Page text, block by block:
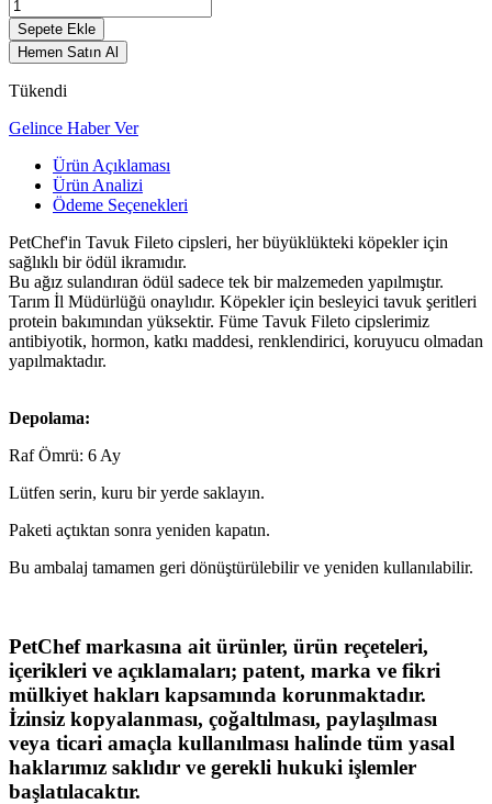
Sepete Ekle
Hemen Satın Al
Tükendi
Gelince Haber Ver
Ürün Açıklaması
Ürün Analizi
Ödeme Seçenekleri
PetChef'in Tavuk Fileto cipsleri, her büyüklükteki köpekler için
sağlıklı bir ödül ikramıdır.
Bu ağız sulandıran ödül sadece tek bir malzemeden yapılmıştır.
Tarım İl Müdürlüğü onaylıdır. Köpekler için besleyici tavuk şeritleri
protein bakımından yüksektir. Füme Tavuk Fileto cipslerimiz
antibiyotik, hormon, katkı maddesi, renklendirici, koruyucu olmadan
yapılmaktadır.
Depolama:
Raf Ömrü: 6 Ay
Lütfen serin, kuru bir yerde saklayın.
Paketi açtıktan sonra yeniden kapatın.
Bu ambalaj tamamen geri dönüştürülebilir ve yeniden kullanılabilir.
PetChef markasına ait ürünler, ürün reçeteleri,
içerikleri ve açıklamaları; patent, marka ve fikri
mülkiyet hakları kapsamında korunmaktadır.
İzinsiz kopyalanması, çoğaltılması, paylaşılması
veya ticari amaçla kullanılması halinde tüm yasal
haklarımız saklıdır ve gerekli hukuki işlemler
başlatılacaktır.